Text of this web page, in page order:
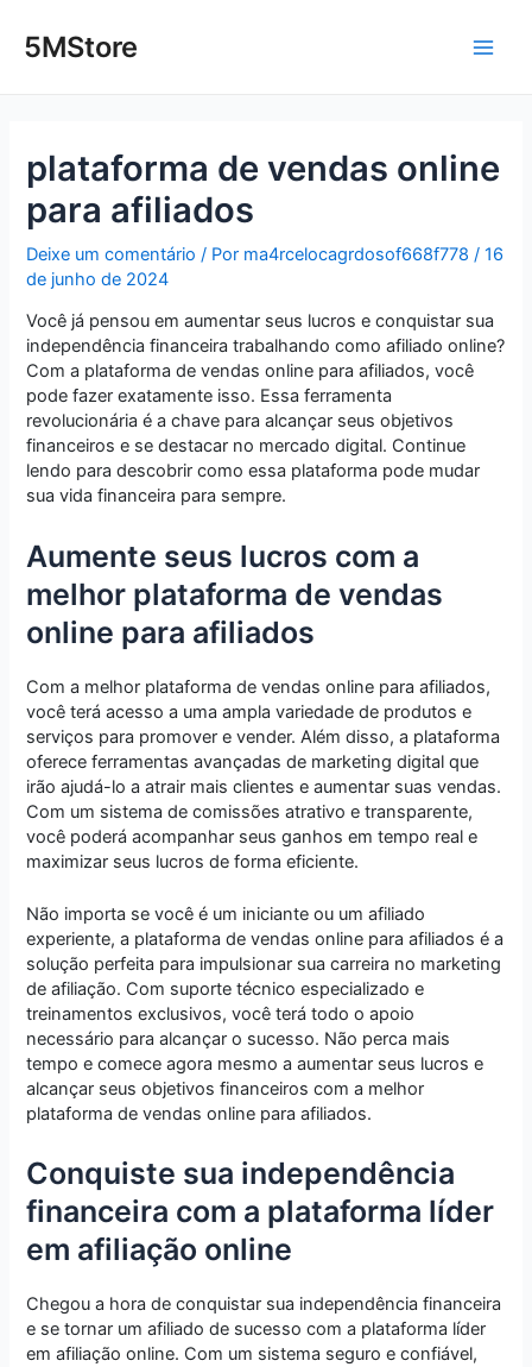
para5MStore
plataforma de vendas online
para afiliados
Deixe um comentário / Por ma4rcelocagrdosof668f778/16
de junho de 2024
Você já pensou em aumentar seus lucros e conquistar sua
independência financeira trabalhando como afiliado online?
Com a plataforma de vendas online para afiliados, você
pode fazer exatamente isso. Essa ferramenta
revolucionária é a chave para alcançar seus objetivos
financeiros e se destacar no mercado digital. Continue
lendo para descobrir como essa plataforma pode mudar
sua vida financeira para sempre.
Aumente seus lucros com a
melhor plataforma de vendas
online para afiliados
Com a melhor plataforma de vendas online para afiliados,
você terá acesso a uma ampla variedade de produtos e
serviços para promover e vender. Além disso, a plataforma
oferece ferramentas avançadas de marketing digital que
irão ajudá-lo a atrair mais clientes e aumentar suas vendas.
Com um sistema de comissões atrativo e transparente,
você poderá acompanhar seus ganhos em tempo real e
maximizar seus lucros de forma eficiente.
Não importa se você é um iniciante ou um afiliado
experiente, a plataforma de vendas online para afiliados é a
solução perfeita para impulsionar sua carreira no marketing
de afiliação. Com suporte técnico especializado e
treinamentos exclusivos, você terá todo o apoio
necessário para alcançar o sucesso. Não perca mais
tempo e comece agora mesmo a aumentar seus lucros e
alcançar seus objetivos financeiros com a melhor
plataforma de vendas online para afiliados.
Conquiste sua independência
financeira com a plataforma líder
em afiliação online
Chegou a hora de conquistar sua independência financeira
e se tornar um afiliado de sucesso com a plataforma líder
em afiliação online. Com um sistema seguro e confiável,
navigation